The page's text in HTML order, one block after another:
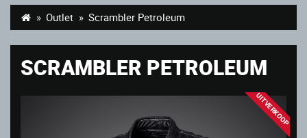
Outlet Scrambler Petroleum
SCRAMBLER PETROLEUM
UITVERKOOP